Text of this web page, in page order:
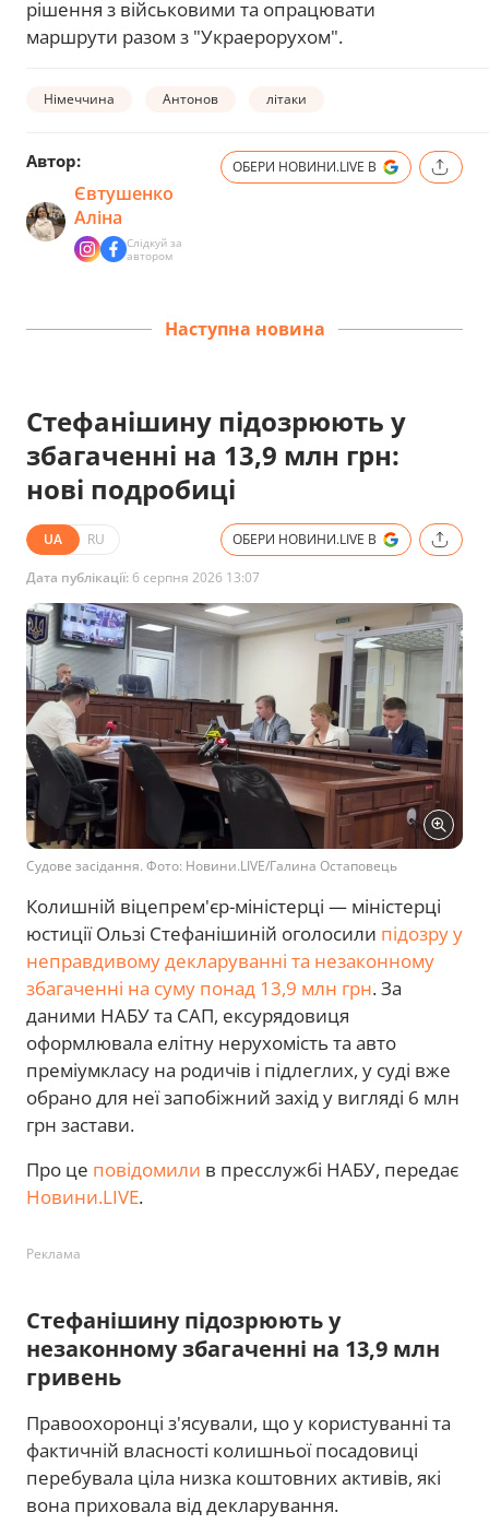
рішення з військовими та опрацювати
маршрути разом з "Украерорухом".
Німеччина Антонов літаки
Автор:
Євтушенко
Аліна
Слідкуй за
автором
ОБЕРИ НОВИНИ.LIVE В
Наступна новина
Стефанішину підозрюють у
збагаченні на 13,9 млн грн:
нові подробиці
UA RU ОБЕРИ НОВИНИ.LIVE В
Дата публікації: 6 серпня 2026 13:07
Судове засідання. Фото: Новини.LIVE/Галина Остаповець
Колишній віцепрем'єр-міністерці — міністерці
юстиції Ользі Стефанішиній оголосили підозру у
неправдивому декларуванні та незаконному
збагаченні на суму понад 13,9 млн грн. За
даними НАБУ та САП, ексурядовиця
оформлювала елітну нерухомість та авто
преміумкласу на родичів і підлеглих, у суді вже
обрано для неї запобіжний захід у вигляді 6 млн
грн застави.
Про це повідомили в пресслужбі НАБУ, передає
Новини.LIVE.
Реклама
Стефанішину підозрюють у
незаконному збагаченні на 13,9 млн
гривень
Правоохоронці з'ясували, що у користуванні та
фактичній власності колишньої посадовиці
перебувала ціла низка коштовних активів, які
вона приховала від декларування.